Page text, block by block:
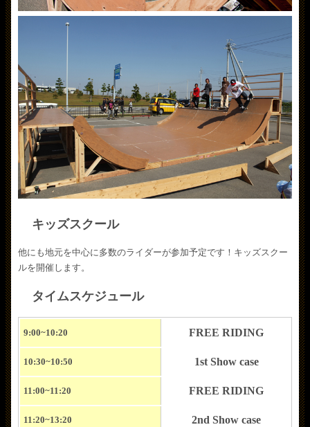
キッズスクール
他にも地元を中心に多数のライダーが参加予定です！キッズスクー
ルを開催します。
タイムスケジュール
9:00~10:20 FREE RIDING
10:30~10:50 1st Show case
11:00~11:20 FREE RIDING
11:20~13:20 2nd Show case